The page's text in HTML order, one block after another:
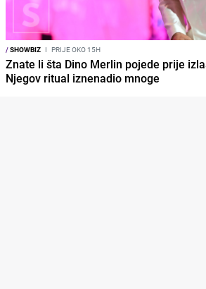
/SHOWBIZ I PRIJE OKO 15H
Znate li šta Dino Merlin pojede prije
Njegov ritual iznenadio mnoge